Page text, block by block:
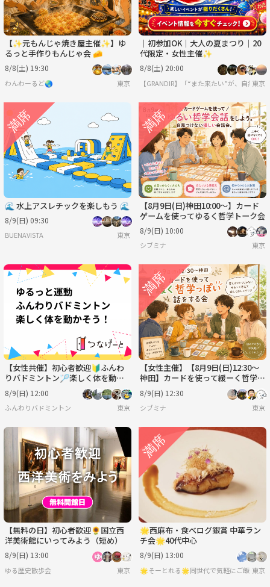
【✨元もんじゃ焼き屋主催✨】ゆ
るっと手作りもんじゃ会 🧀
8/8(土) 19:30
わんわーるど🌏 東京
｜初参加OK｜大人の夏まつり｜20
代限定・女性主催✨
8/8(土) 20:00
【GRANDIR】「“また来たい”が、自然と
東京
🌊 水上アスレチックを楽しもう 🌊
8/9(日) 09:30
BUENAVISTA 東京
【8月9日(日)神田10:00～】カード
ゲームを使ってゆるく哲学トーク会
8/9(日) 10:00
シブミナ 東京
【女性共催】初心者歓迎🔰ふんわ
りバドミントン🏸楽しく体を動か
そう！
8/9(日) 12:00
ふんわりバドミントン 東京
【女性主催】【8月9日(日)12:30～
神田】カードを使って緩ーく哲学っ
ぽい事を話す会
8/9(日) 12:30
シブミナ 東京
【無料の日】初心者歓迎🌻国立西
洋美術館にいってみよう（短め）
8/9(日) 13:00
ゆる歴史散歩会 東京
🌟西麻布・食べログ銀賞 中華ラン
チ会🌟40代中心
8/9(日) 13:00
🌟そーとれる🌟同世代で気軽にご飯会東京